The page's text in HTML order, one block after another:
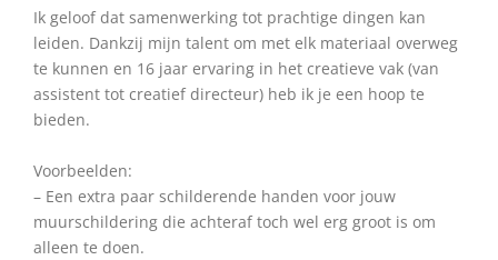
Ik geloof dat samenwerking tot prachtige dingen kan
leiden. Dankzij mijn talent om met elk materiaal overweg
te kunnen en 16 jaar ervaring in het creatieve vak (van
assistent tot creatief directeur) heb ik je een hoop te
bieden.
Voorbeelden:
– Een extra paar schilderende handen voor jouw
muurschildering die achteraf toch wel erg groot is om
alleen te doen.